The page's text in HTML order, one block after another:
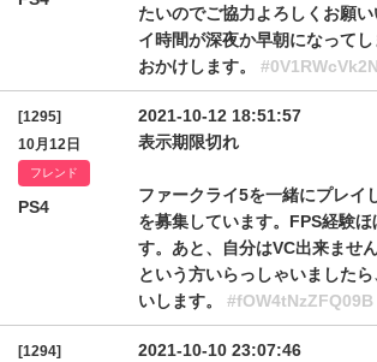
たいのでご協力よろしくお願
イ時間が深夜か早朝になって
おかけします。
[1295]
10月12日
フレンド
PS4
2021-10-12 18:51:57
表示期限切れ
ファークライ5を一緒にプレイ
を募集しています。FPS経験
す。あと、自分はVC出来ませ
という方いらっしゃいました
いします。 #fOW4tNzZFQ09B
[1294]
2021-10-10 23:07:46